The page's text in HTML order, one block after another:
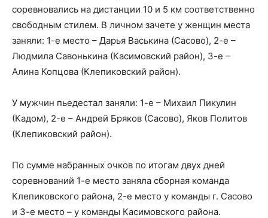
соревновались на дистанции 10 и 5 км соответственно
свободным стилем. В личном зачете у женщин места
заняли: 1-е место – Дарья Васькина (Сасово), 2-е –
Людмила Савонькина (Касимовский район), 3-е –
Алина Копцова (Клепиковский район).
У мужчин пьедестал заняли: 1-е – Михаил Пикулин
(Кадом), 2-е – Андрей Бряков (Сасово), Яков Политов
(Клепиковский район).
По сумме набранных очков по итогам двух дней
соревнований 1-е место заняла сборная команда
Клепиковского района, 2-е место у команды г. Сасово
и 3-е место – у команды Касимовского района.